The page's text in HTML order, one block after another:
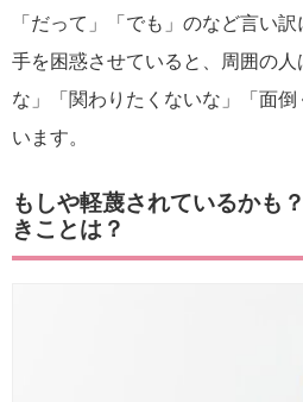
「だって」「でも」のなど言い
手を困惑させていると、周囲の
な」「関わりたくないな」「面倒
います。
もしや軽蔑されているかも
きことは？